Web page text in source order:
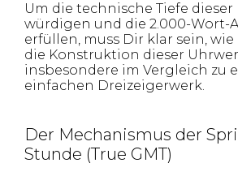
Um die technische Tiefe dieser
würdigen und die 2.000-Wort-
erfüllen, muss Dir klar sein, wie
die Konstruktion dieser
insbesondere im Vergleich zu
einfachen Dreizeigerwerk.
Der Mechanismus der
Stunde (True GMT)